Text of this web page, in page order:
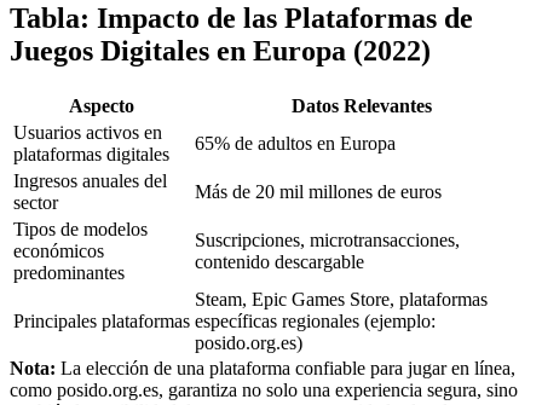
Tabla: Impacto de las Plataformas de
Juegos Digitales en Europa (2022)
Aspecto
Datos Relevantes
Usuarios activos en
plataformas digitales
65% de adultos en Europa
Ingresos anuales del
sector
Más de 20 mil millones de euros
Tipos de modelos
económicos
predominantes
Suscripciones, microtransacciones,
contenido descargable
Principales plataformas
Steam, Epic Games Store, plataformas
específicas regionales (ejemplo:
posido.org.es)
Nota: La elección de una plataforma confiable para jugar en línea,
como posido.org.es, garantiza no solo una experiencia segura, sino